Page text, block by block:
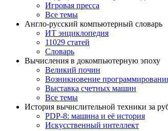
Игровая пресса
Все темы
Англо-русский компьютерный словарь
ИТ энциклопедия
11029 статей
Словарь
Вычисления в докомпьютерную эпоху
Великий почин
Возникновение
Выставка счетных машин
Все темы
История вычислительной техники за
PDP-8: машина и её история
Искусственный интеллект